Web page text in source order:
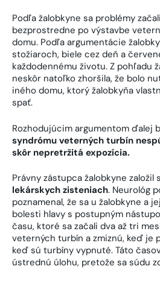
Podľa žalobkyne sa problémy
bezprostredne po výstavbe
domu. Podľa argumentácie
stožiaroch, biele cez deň a
každodennému životu. Z pohľadu
neskôr natoľko zhoršila, že bolo
iného domu, ktorý žalobkyňa
spať.
Rozhodujúcim argumentom ďalej
syndrómu veterných turbín
skôr nepretržitá expozícia.
Právny zástupca žalobkyne založil
lekárskych zisteniach. Neurológ
poznamenal, že sa u žalobkyne a
bolesti hlavy s postupným
času, ktoré sa začali dva až tri
veterných turbín a zmiznú, keď je
keď sú turbíny vypnuté. Táto
ústrednú úlohu, pretože sa súdu